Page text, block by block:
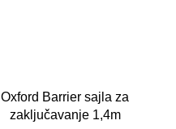
Oxford Barrier sajla za
zaključavanje 1,4m